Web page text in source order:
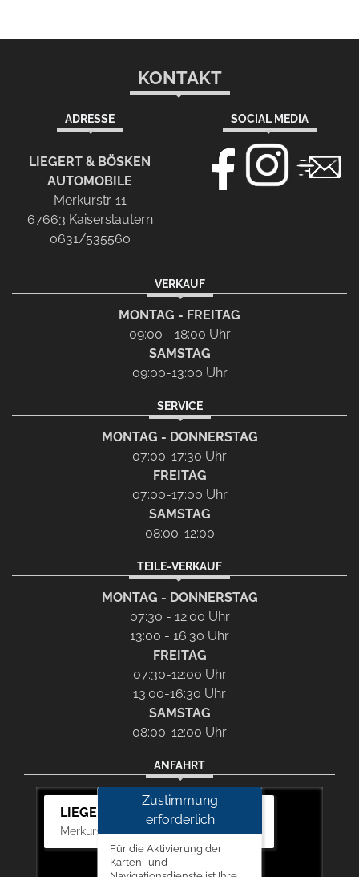
TEL.: 0631/53556-30
KONTAKT
ADRESSE
LIEGERT & BÖSKEN
AUTOMOBILE
Merkurstr. 11
67663 Kaiserslautern
0631/535560
SOCIAL MEDIA
VERKAUF
MONTAG - FREITAG
09:00 - 18:00 Uhr
SAMSTAG
09:00-13:00 Uhr
SERVICE
MONTAG - DONNERSTAG
07:00-17:30 Uhr
FREITAG
07:00-17:00 Uhr
SAMSTAG
08:00-12:00
TEILE-VERKAUF
MONTAG - DONNERSTAG
07:30 - 12:00 Uhr
13:00 - 16:30 Uhr
FREITAG
07:30-12:00 Uhr
13:00-16:30 Uhr
SAMSTAG
08:00-12:00 Uhr
ANFAHRT
LIEGERT & BÖSKEN Automobile
Merkurstr. 11, 67663 Kaiserslautern
Zustimmung
erforderlich
Für die Aktivierung der
Karten- und